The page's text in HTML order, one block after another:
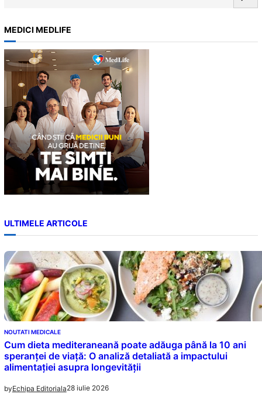
r
c
h
MEDICI MEDLIFE
ULTIMELE ARTICOLE
NOUTATI MEDICALE
Cum dieta mediteraneană poate adăuga până la 10 ani
speranței de viață: O analiză detaliată a impactului
alimentației asupra longevității
byEchipa Editoriala28 iulie 2026